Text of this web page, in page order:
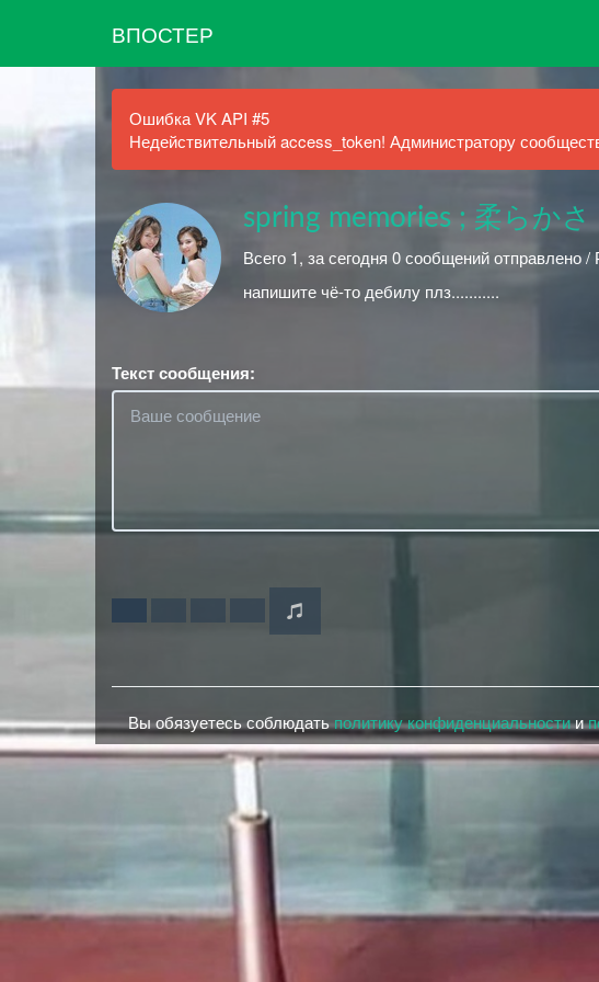
ВПОСТЕР
Ошибка VK API #5
Недействительный access_token! Администратору
spring memories ; 柔らかさ
Всего 1, за сегодня 0 сообщений отправлено /
напишите чё-то дебилу плз...........
Текст сообщения:
Вы обязуетесь соблюдать политику конфиденциальностии